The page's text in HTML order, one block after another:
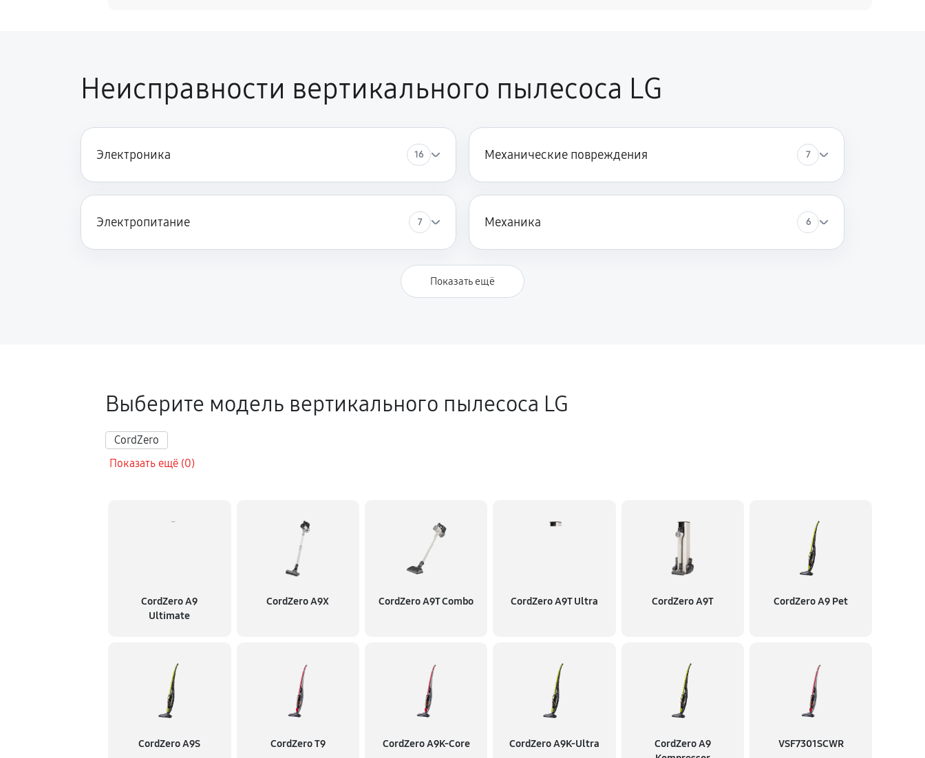
Неисправности вертикального пылесоса LG
Электроника 16 Механические повреждения 7
Электропитание 7 Механика 6
Показать ещё
Выберите модель вертикального пылесоса LG
CordZero
Показать ещё (0)
CordZero A9
Ultimate
CordZero A9X CordZero A9T Combo CordZero A9T Ultra CordZero A9T CordZero A9 Pet
CordZero A9S CordZero T9 CordZero A9K-Core CordZero A9K-Ultra
CordZero A9
VSF7301SCWR